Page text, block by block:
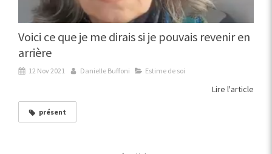
Voici ce que je me dirais si je pouvais revenir en
arrière
12 Nov 2021 Danielle Buffoni Estime de soi
Lire l'article
présent